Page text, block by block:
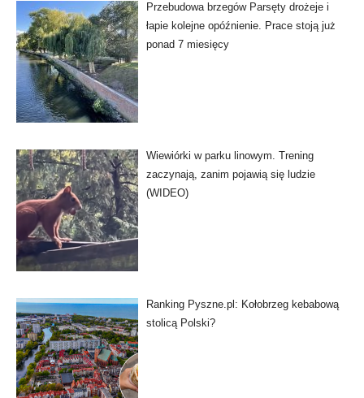
Przebudowa brzegów Parsęty drożeje i
łapie kolejne opóźnienie. Prace stoją już
ponad 7 miesięcy
Wiewiórki w parku linowym. Trening
zaczynają, zanim pojawią się ludzie
(WIDEO)
Ranking Pyszne.pl: Kołobrzeg kebabową
stolicą Polski?